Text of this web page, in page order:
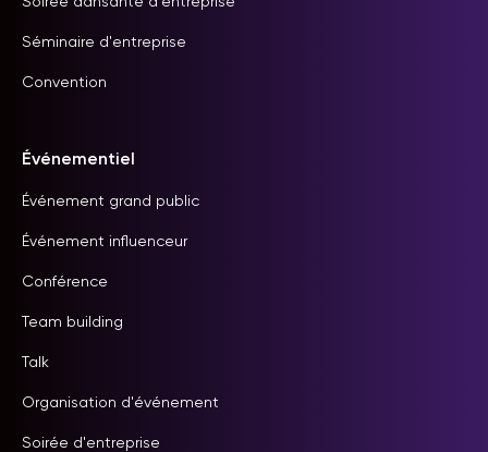
Séminaire d'entreprise
Convention
Événementiel
Événement grand public
Événement influenceur
Conférence
Team building
Talk
Organisation d'événement
Soirée d'entreprise